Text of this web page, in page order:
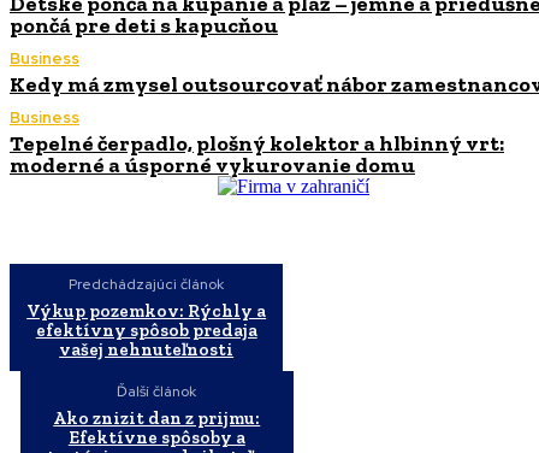
pončá pre deti s kapucňou
Business
Kedy má zmysel outsourcovať nábor
Business
Tepelné čerpadlo, plošný kolektor a hlbinný vrt:
moderné a úsporné vykurovanie domu
Predchádzajúci článok
Výkup pozemkov: Rýchly a
efektívny spôsob predaja
vašej nehnuteľnosti
Ďalší článok
Ako znizit dan z prijmu:
Efektívne spôsoby a